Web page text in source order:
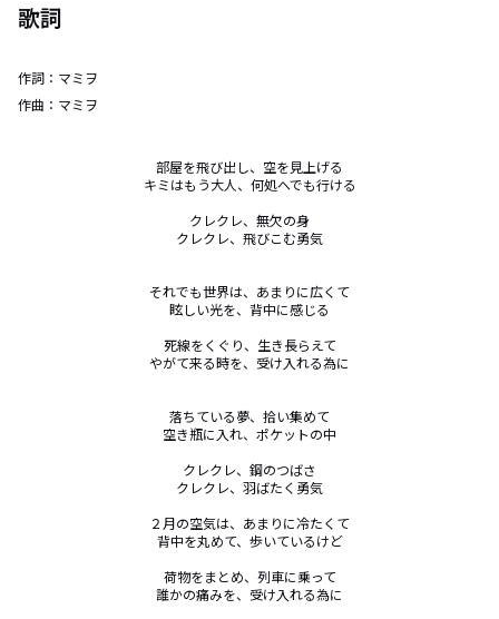
歌詞
作詞： マミヲ
作曲： マミヲ
部屋を飛び出し、空を見上げる
キミはもう大人、何処へでも行ける
クレクレ、無欠の身
クレクレ、飛びこむ勇気
それでも世界は、あまりに広くて
眩しい光を、背中に感じる
死線をくぐり、生き長らえて
やがて来る時を、受け入れる為に
落ちている夢、拾い集めて
空き瓶に入れ、ポケットの中
クレクレ、鋼のつばさ
クレクレ、羽ばたく勇気
２月の空気は、あまりに冷たくて
背中を丸めて、歩いているけど
荷物をまとめ、列車に乗って
誰かの痛みを、受け入れる為に